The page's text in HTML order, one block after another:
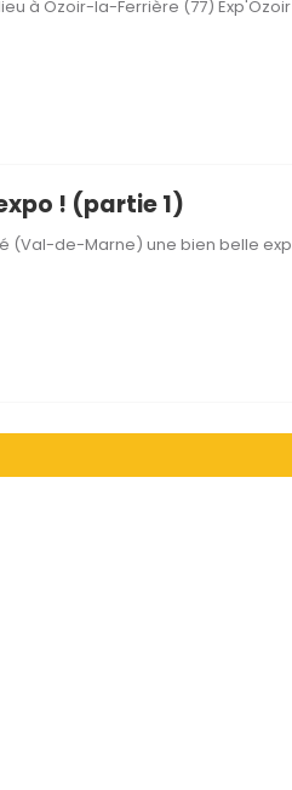
à Ozoir-la-Ferrière (77) Exp'Ozoir
! (partie 1)
(Val-de-Marne) une bien belle